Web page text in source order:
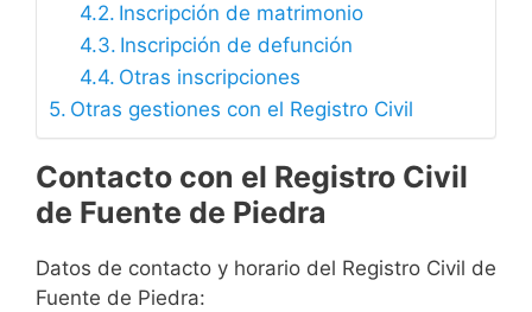
Inscripción de matrimonio
Inscripción de defunción
Otras inscripciones
Otras gestiones con el Registro Civil
Contacto con el Registro Civil
de Fuente de Piedra
Datos de contacto y horario del Registro Civil de
Fuente de Piedra: